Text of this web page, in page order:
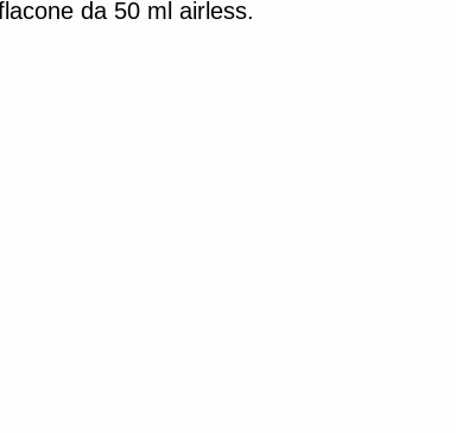
da 50 ml airless.